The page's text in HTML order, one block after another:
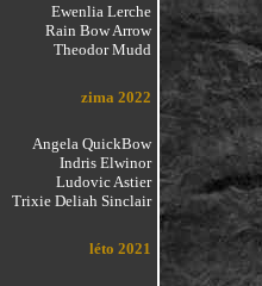
Ewenlia Lerche
Rain Bow Arrow
Theodor Mudd
zima 2022
Angela QuickBow
Indris Elwinor
Ludovic Astier
Trixie Deliah Sinclair
léto 2021